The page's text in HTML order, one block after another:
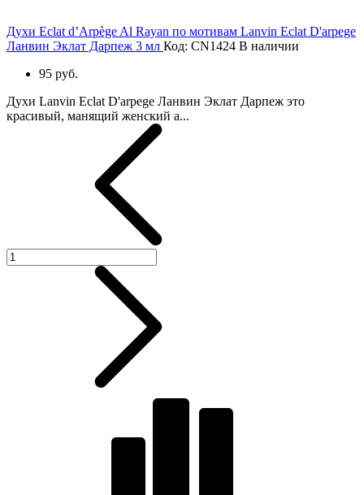
Духи Eclat d’Arpège Al Rayan по мотивам Lanvin Eclat D'arpege
Ланвин Эклат Дарпеж 3 мл Код: CN1424 В наличии
95 руб.
Духи Lanvin Eclat D'arpege Ланвин Эклат Дарпеж это
красивый, манящий женский а...